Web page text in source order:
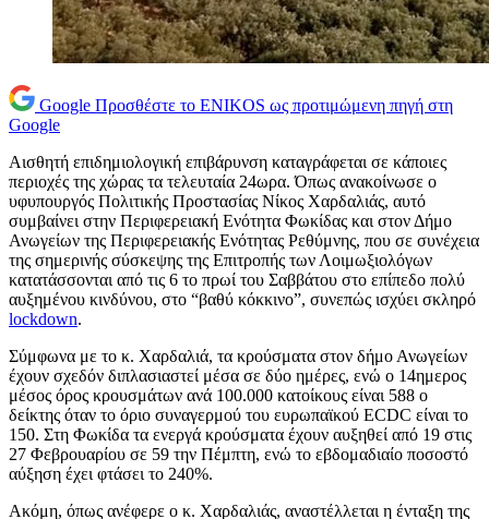
Google Προσθέστε το ENIKOS ως προτιμώμενη πηγή στη
Google
Αισθητή επιδημιολογική επιβάρυνση καταγράφεται σε κάποιες
περιοχές της χώρας τα τελευταία 24ωρα. Όπως ανακοίνωσε ο
υφυπουργός Πολιτικής Προστασίας Νίκος Χαρδαλιάς, αυτό
συμβαίνει στην Περιφερειακή Ενότητα Φωκίδας και στον Δήμο
Ανωγείων της Περιφερειακής Ενότητας Ρεθύμνης, που σε συνέχεια
της σημερινής σύσκεψης της Επιτροπής των Λοιμωξιολόγων
κατατάσσονται από τις 6 το πρωί του Σαββάτου στο επίπεδο πολύ
αυξημένου κινδύνου, στο “βαθύ κόκκινο”, συνεπώς ισχύει σκληρό
lockdown.
Σύμφωνα με το κ. Χαρδαλιά, τα κρούσματα στον δήμο Ανωγείων
έχουν σχεδόν διπλασιαστεί μέσα σε δύο ημέρες, ενώ ο 14ημερος
μέσος όρος κρουσμάτων ανά 100.000 κατοίκους είναι 588 ο
δείκτης όταν το όριο συναγερμού του ευρωπαϊκού ΕCDC είναι το
150. Στη Φωκίδα τα ενεργά κρούσματα έχουν αυξηθεί από 19 στις
27 Φεβρουαρίου σε 59 την Πέμπτη, ενώ το εβδομαδιαίο ποσοστό
αύξηση έχει φτάσει το 240%.
Ακόμη, όπως ανέφερε ο κ. Χαρδαλιάς, αναστέλλεται η ένταξη της